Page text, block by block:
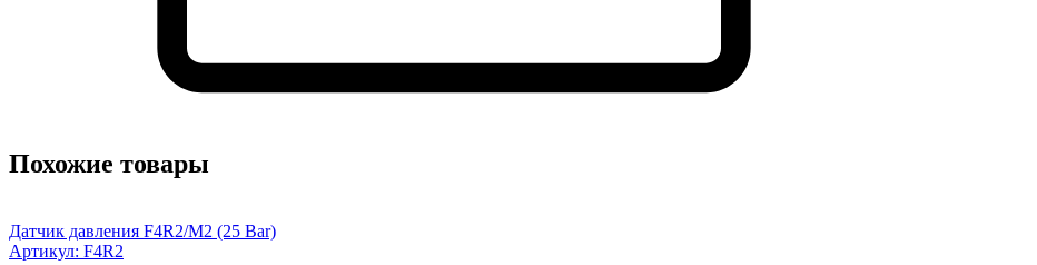
Похожие товары
Датчик давления F4R2/M2 (25 Bar)
Артикул: F4R2